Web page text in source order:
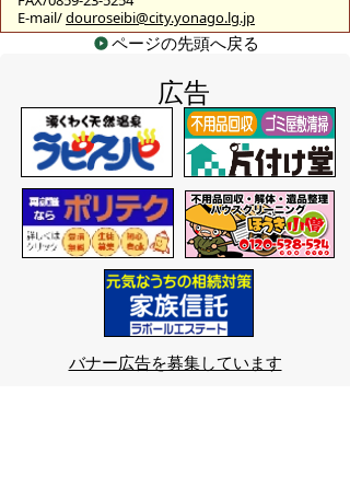
E-mail/douroseibi@city.yonago.lg.jp
ページの先頭へ戻る
広告
バナー広告を募集しています